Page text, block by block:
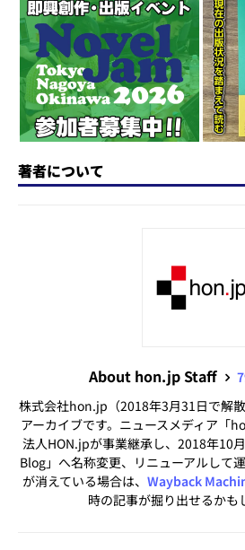
o
n
y o
o
k
s
著者について
About hon.jp Staff
株式会社hon.jp（2018年3月31日で解
アーカイブです。ニュースメディア「
法人HON.jpが事業継承し、2018年10
Blog」へ名称変更、リニューアルして
が消えている場合は、 Wayback
時の記事が掘り出せるかも